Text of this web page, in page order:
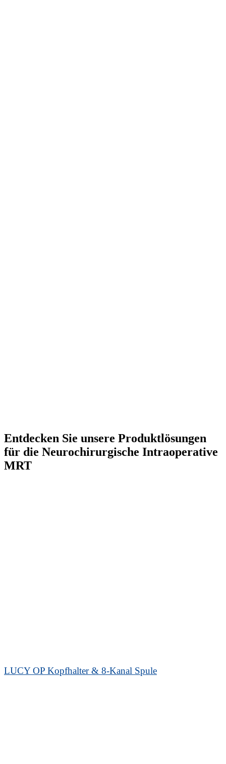
Entdecken Sie unsere Produktlösungen
für die Neurochirurgische Intraoperative
MRT
LUCY OP Kopfhalter & 8-Kanal Spule